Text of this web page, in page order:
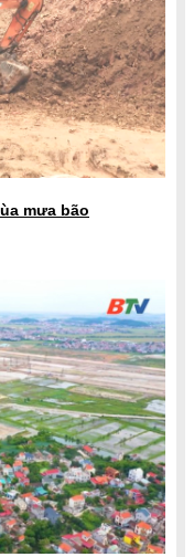
mưa bão